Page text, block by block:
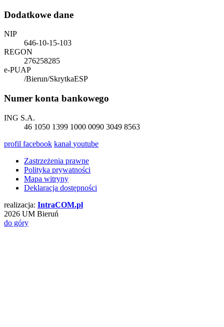
Dodatkowe dane
NIP
646-10-15-103
REGON
276258285
e-PUAP
/Bierun/SkrytkaESP
Numer konta bankowego
ING S.A.
46 1050 1399 1000 0090 3049 8563
profil facebook kanałyoutube
Zastrzeżenia prawne
Polityka prywatności
Mapa witryny
Deklaracja dostępności
realizacja: IntraCOM.pl
2026 UM Bieruń
do góry